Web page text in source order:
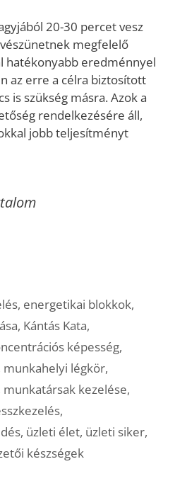
20-30 percet vesz
megfelelő
hatékonyabb eredménnyel
az erre a célra biztosított
is szükség másra. Azok a
rendelkezésére áll,
jobb teljesítményt
, energetikai blokkok,
, Kántás Kata,
képesség,
munkahelyi légkör,
munkatársak kezelése,
,
, üzleti élet, üzleti siker,
készségek